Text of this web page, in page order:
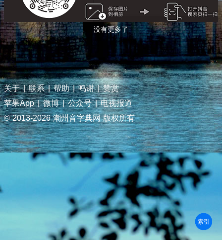
没有更多了
关于 | 联系 | 帮助 | 鸣谢 | 赞赏
苹果App | 微博 | 公众号 | 电视报道
© 2013-2026 潮州音字典网 版权所有
部首
笔划
拼音
潮拼